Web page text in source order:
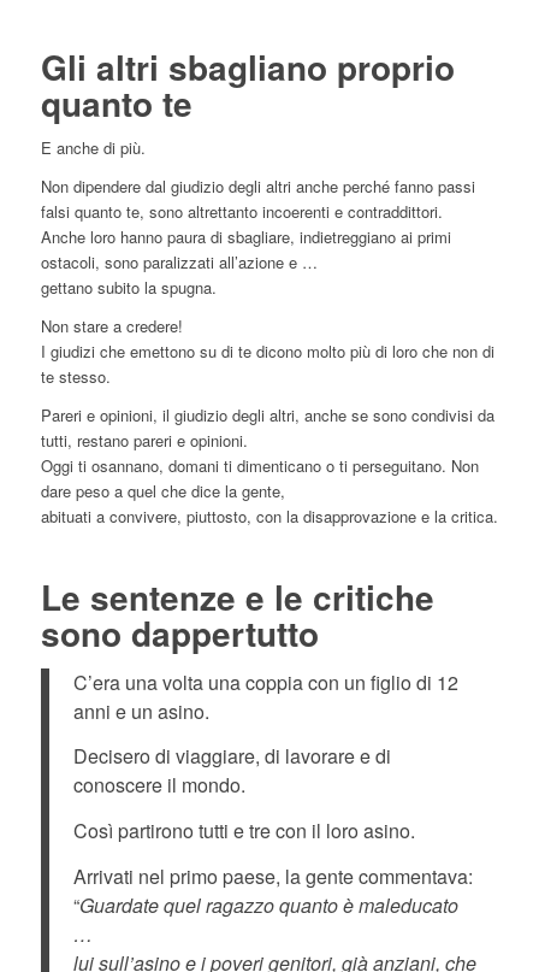
Gli altri sbagliano proprio
quanto te
E anche di più.
Non dipendere dal giudizio degli altri anche perché fanno passi
falsi quanto te, sono altrettanto incoerenti e contraddittori.
Anche loro hanno paura di sbagliare, indietreggiano ai primi
ostacoli, sono paralizzati all’azione e …
gettano subito la spugna.
Non stare a credere!
I giudizi che emettono su di te dicono molto più di loro che non di
te stesso.
Pareri e opinioni, il giudizio degli altri, anche se sono condivisi da
tutti, restano pareri e opinioni.
Oggi ti osannano, domani ti dimenticano o ti perseguitano. Non
dare peso a quel che dice la gente,
abituati a convivere, piuttosto, con la disapprovazione e la critica.
Le sentenze e le critiche
sono dappertutto
C’era una volta una coppia con un figlio di 12
anni e un asino.
Decisero di viaggiare, di lavorare e di
conoscere il mondo.
Così partirono tutti e tre con il loro asino.
Arrivati nel primo paese, la gente commentava:
“Guardate quel ragazzo quanto è maleducato
…
lui sull’asino e i poveri genitori, già anziani, che